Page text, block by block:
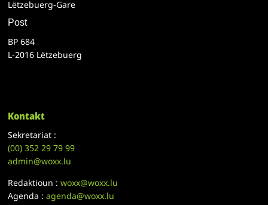
Lëtzebuerg-Gare
Post
BP 684
L-2016 Lëtzebuerg
Kontakt
Sekretariat :
(00)352 29 79 99
admin@woxx.lu
Redaktioun :woxx@woxx.lu
Agenda :agenda@woxx.lu